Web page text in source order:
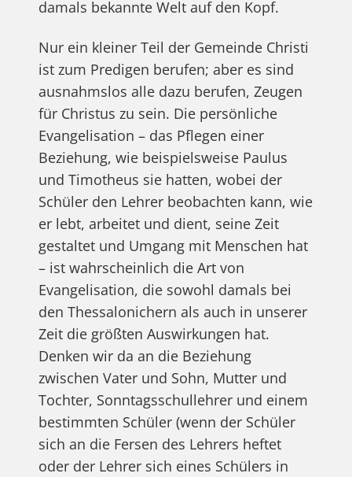
damals bekannte Welt auf den Kopf.
Nur ein kleiner Teil der Gemeinde Christi
ist zum Predigen berufen; aber es sind
ausnahmslos alle dazu berufen, Zeugen
für Christus zu sein. Die persönliche
Evangelisation – das Pflegen einer
Beziehung, wie beispielsweise Paulus
und Timotheus sie hatten, wobei der
Schüler den Lehrer beobachten kann, wie
er lebt, arbeitet und dient, seine Zeit
gestaltet und Umgang mit Menschen hat
– ist wahrscheinlich die Art von
Evangelisation, die sowohl damals bei
den Thessalonichern als auch in unserer
Zeit die größten Auswirkungen hat.
Denken wir da an die Beziehung
zwischen Vater und Sohn, Mutter und
Tochter, Sonntagsschullehrer und einem
bestimmten Schüler (wenn der Schüler
sich an die Fersen des Lehrers heftet
oder der Lehrer sich eines Schülers in